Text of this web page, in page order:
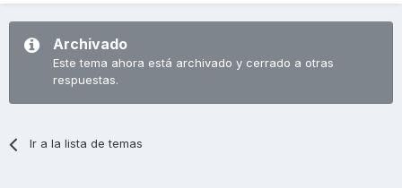
Archivado
Este tema ahora está archivado y cerrado a otras
respuestas.
Ir a la lista de temas